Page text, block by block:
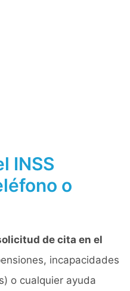
INSS
o
de cita en el
incapacidades
o cualquier ayuda